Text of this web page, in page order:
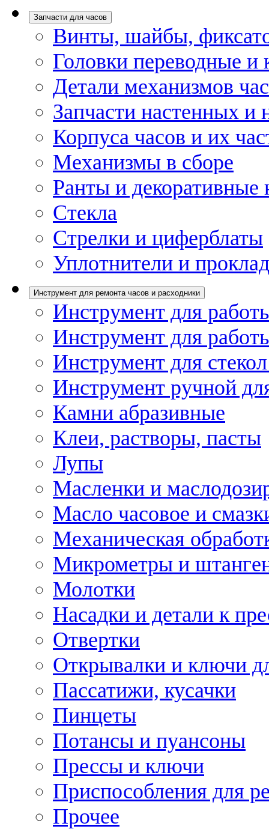
Запчасти для часов
Винты, шайбы,
Головки переводные и
Детали механизмов
Запчасти настенных и
Корпуса часов и их
Механизмы в сборе
Ранты и декоративные
Стекла
Стрелки и циферблаты
Уплотнители и
Инструмент для ремонта часов и расходники
Инструмент для
Инструмент для
Инструмент для
Инструмент ручной
Камни абразивные
Клеи, растворы, пасты
Лупы
Масленки и
Масло часовое и
Механическая
Микрометры и
Молотки
Насадки и детали к
Отвертки
Открывалки и ключи
Пассатижи, кусачки
Пинцеты
Потансы и пуансоны
Прессы и ключи
Приспособления для
Прочее